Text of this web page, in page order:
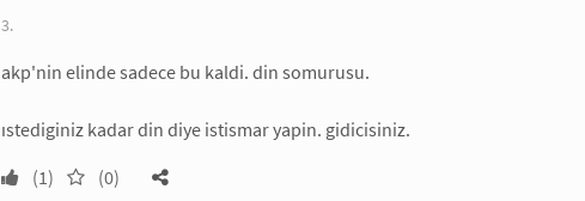
3.
akp'nin elinde sadece bu kaldi. din somurusu.
ıstediginiz kadar din diye istismar yapin. gidicisiniz.
(1)
(0)